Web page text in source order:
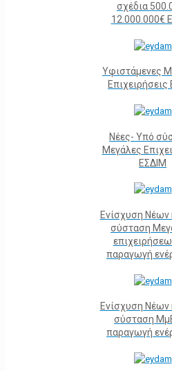
σχέδια
12.000.000€
Υφιστάμενες
Επιχειρήσεις
Νέες- Υπό
Μεγάλες
ΕΣΔΙΜ
Ενίσχυση Νέων
σύσταση
παραγωγή
Ενίσχυση Νέων
σύσταση
παραγωγή